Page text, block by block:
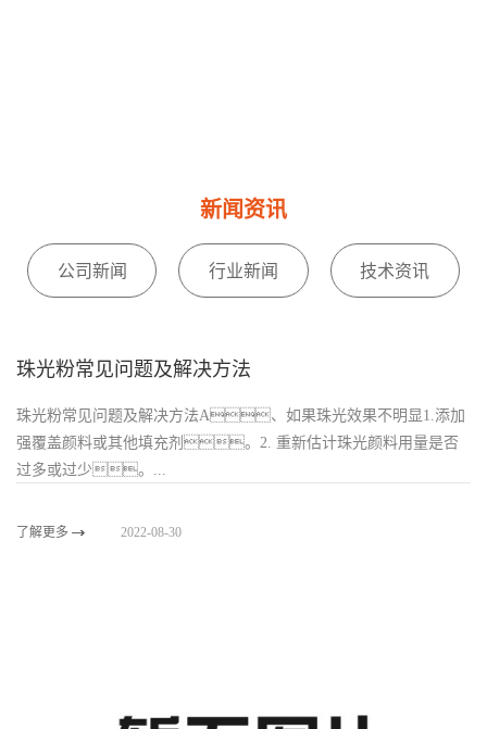
新闻资讯
公司新闻 行业新闻 技术资讯
珠光粉常见问题及解决方法
珠光粉常见问题及解决方法A、如果珠光效果不明显1.添加
强覆盖颜料或其他填充剂。2. 重新估计珠光颜料用量是否
过多或过少。...
了解更多 2022-08-30